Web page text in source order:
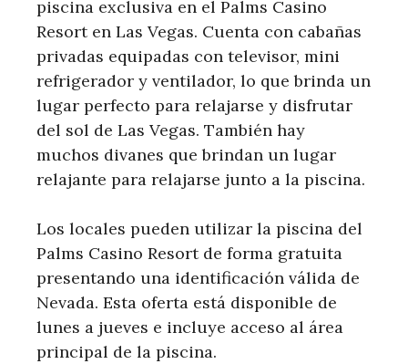
piscina exclusiva en el Palms Casino
Resort en Las Vegas. Cuenta con cabañas
privadas equipadas con televisor, mini
refrigerador y ventilador, lo que brinda un
lugar perfecto para relajarse y disfrutar
del sol de Las Vegas. También hay
muchos divanes que brindan un lugar
relajante para relajarse junto a la piscina.
Los locales pueden utilizar la piscina del
Palms Casino Resort de forma gratuita
presentando una identificación válida de
Nevada. Esta oferta está disponible de
lunes a jueves e incluye acceso al área
principal de la piscina.